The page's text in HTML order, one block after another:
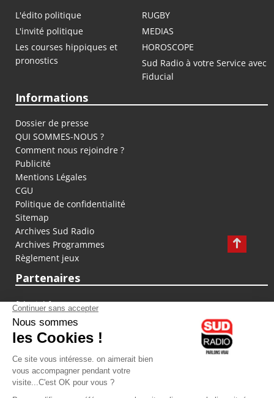
L'édito politique
RUGBY
L'invité politique
MEDIAS
Les courses hippiques et
pronostics
HOROSCOPE
Sud Radio à votre Service avec
Fiducial
Informations
Dossier de presse
QUI SOMMES-NOUS ?
Comment nous rejoindre ?
Publicité
Mentions Légales
CGU
Politique de confidentialité
Sitemap
Archives Sud Radio
Archives Programmes
Règlement jeux
Partenaires
fiducial.fr
lyoncapitale.fr
olympique-et-lyonnais.com
L'application Iphone / Android
Téléchargez l'application